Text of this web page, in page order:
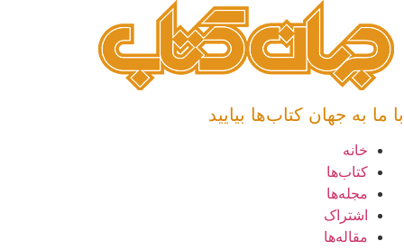
محتوا
با ما به جهان کتاب‌ها بیایید
خانه
کتاب‌ها
مجله‌ها
اشتراک
مقاله‌ها